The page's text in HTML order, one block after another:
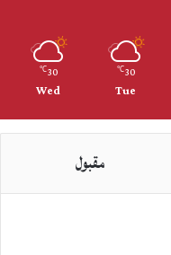
30
℃
Tue
30
℃
Wed
مقبول